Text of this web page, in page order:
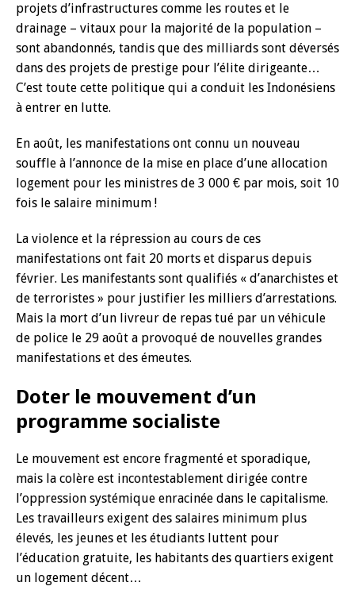
projets d’infrastructures comme les routes et le
drainage – vitaux pour la majorité de la population –
sont abandonnés, tandis que des milliards sont déversés
dans des projets de prestige pour l’élite dirigeante…
C’est toute cette politique qui a conduit les Indonésiens
à entrer en lutte.
En août, les manifestations ont connu un nouveau
souffle à l’annonce de la mise en place d’une allocation
logement pour les ministres de 3 000 € par mois, soit 10
fois le salaire minimum !
La violence et la répression au cours de ces
manifestations ont fait 20 morts et disparus depuis
février. Les manifestants sont qualifiés « d’anarchistes et
de terroristes » pour justifier les milliers d’arrestations.
Mais la mort d’un livreur de repas tué par un véhicule
de police le 29 août a provoqué de nouvelles grandes
manifestations et des émeutes.
Doter le mouvement d’un
programme socialiste
Le mouvement est encore fragmenté et sporadique,
mais la colère est incontestablement dirigée contre
l’oppression systémique enracinée dans le capitalisme.
Les travailleurs exigent des salaires minimum plus
élevés, les jeunes et les étudiants luttent pour
l’éducation gratuite, les habitants des quartiers exigent
un logement décent…